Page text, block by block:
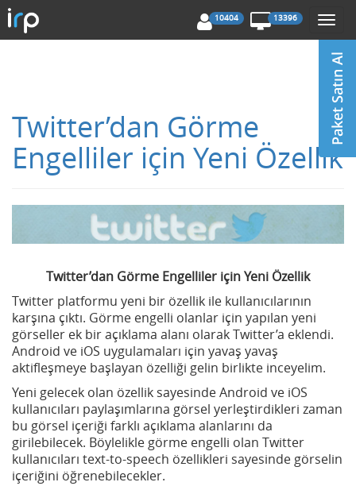
10404 13396
Twitter’dan Görme
Engelliler için Yeni Özellik
Twitter’dan Görme Engelliler için Yeni Özellik
Twitter platformu yeni bir özellik ile kullanıcılarının
karşına çıktı. Görme engelli olanlar için yapılan yeni
görseller ek bir açıklama alanı olarak Twitter’a eklendi.
Android ve iOS uygulamaları için yavaş yavaş
aktifleşmeye başlayan özelliği gelin birlikte inceyelim.
Yeni gelecek olan özellik sayesinde Android ve iOS
kullanıcıları paylaşımlarına görsel yerleştirdikleri zaman
bu görsel içeriği farklı açıklama alanlarını da
girilebilecek. Böylelikle görme engelli olan Twitter
kullanıcıları text-to-speech özellikleri sayesinde görselin
içeriğini öğrenebilecekler.